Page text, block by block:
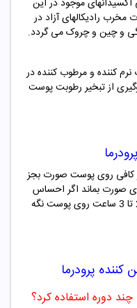
مخرب رادیکالهای آزاد در
و چین و چروک می گردد.
نرم کننده و مرطوب کننده در
از تبخیر رطوبت پوست
کافی روی پوست صورت بجز
صورت بماند اگر احساس
قرمزی حساسیت کردید کرم را به مدت 2 تا 3 ساعت روی پوست نگه
پرودرما